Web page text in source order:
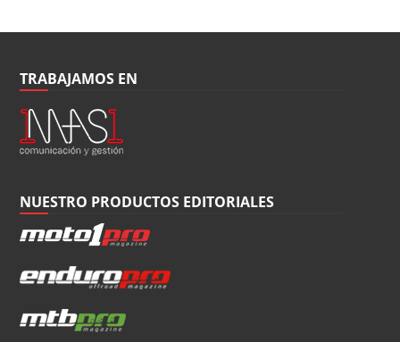
TRABAJAMOS EN
NUESTRO PRODUCTOS EDITORIALES